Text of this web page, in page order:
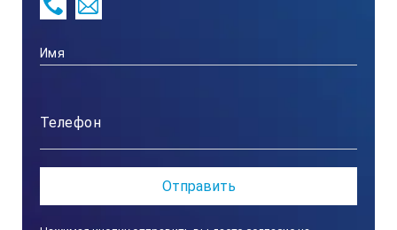
450
Внешние размеры,Ø мм
220х165
Контроллер